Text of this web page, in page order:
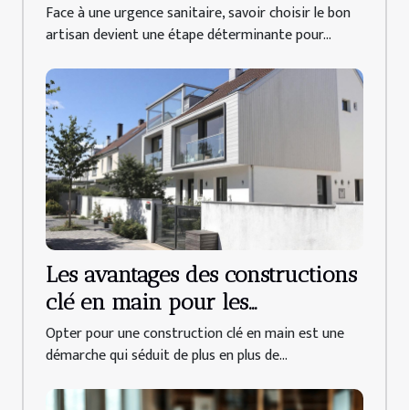
Face à une urgence sanitaire, savoir choisir le bon
artisan devient une étape déterminante pour...
Les avantages des constructions
clé en main pour les
propriétaires
Opter pour une construction clé en main est une
démarche qui séduit de plus en plus de...